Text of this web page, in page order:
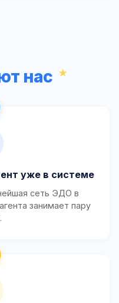
нас
уже в системе
сеть ЭДО в
занимает пару